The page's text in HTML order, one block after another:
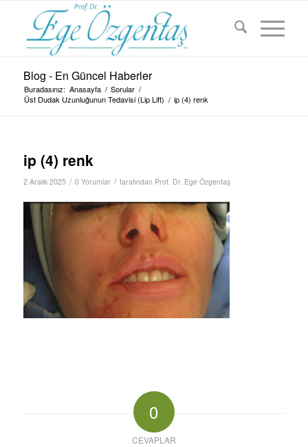
Blog - En Güncel Haberler
Buradasınız: Anasayfa / Sorular /
Üst Dudak Uzunluğunun Tedavisi (Lip Lift) / ip (4) renk
ip (4) renk
2 Aralık 2025 / 0 Yorumlar / tarafından Prof. Dr. Ege Özgentaş
0
CEVAPLAR